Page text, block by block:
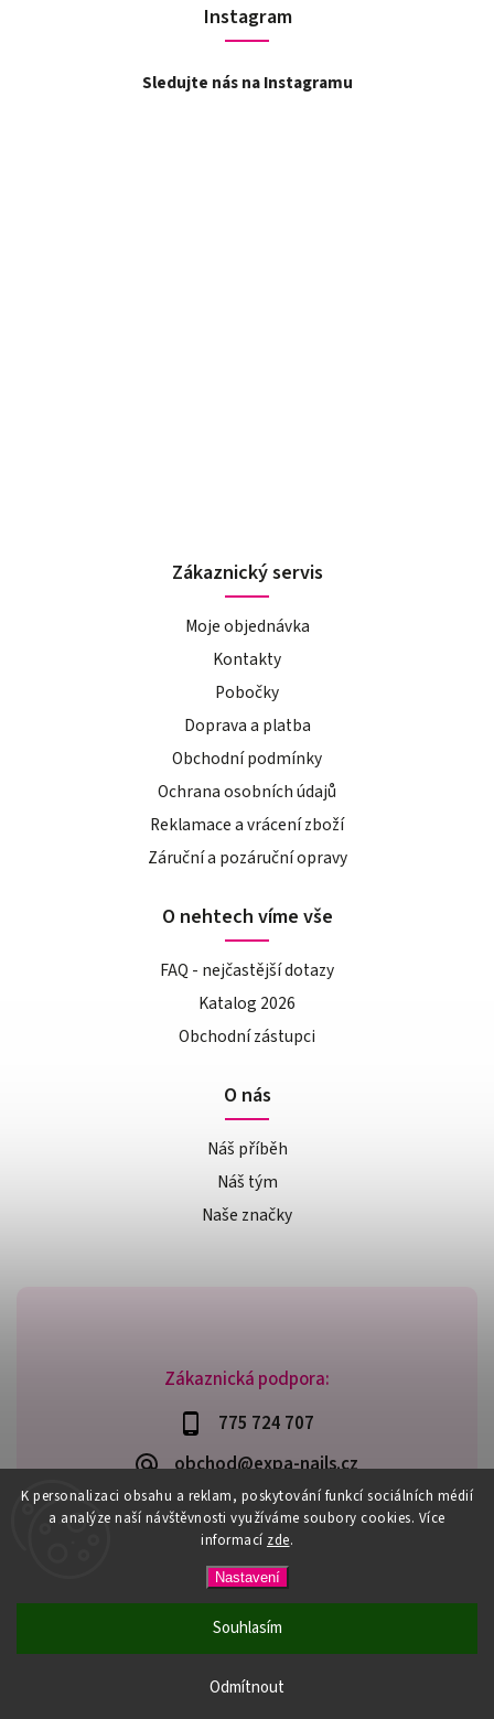
K personalizaci obsahu a reklam, poskytování funkcí sociálních médií
a analýze naší návštěvnosti využíváme soubory cookies. Více
informací zde.
Nastavení
Odmítnout
Souhlasím
PŘI NÁKUPU NAD 600,- MÁTE DOPRAVU ZDARMA / DÁREK K
NÁKUPU! VYBERTE SI HO PŘI OBJEDNÁVCE NAD 1500,- NEBO
Zákaznická podpora:
775 724 707
obchod@expa-nails.cz
Instagram
Sledujte nás na Instagramu
Zákaznický servis
Moje objednávka
Kontakty
Pobočky
Doprava a platba
Obchodní podmínky
Ochrana osobních údajů
Reklamace a vrácení zboží
Záruční a pozáruční opravy
O nehtech víme vše
FAQ - nejčastější dotazy
Katalog 2026
Obchodní zástupci
O nás
Náš příběh
Náš tým
Naše značky
Expanails.cz. Všechna práva vyhrazena.
Upravit nastavení cookies
VytvořilShoptet | Design